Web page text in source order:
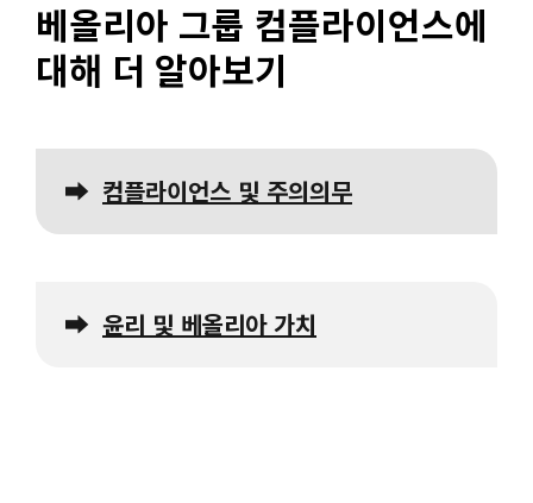
베올리아 그룹 컴플라이언스에
대해 더 알아보기
➡ 컴플라이언스 및 주의의무
➡ 윤리 및 베올리아 가치